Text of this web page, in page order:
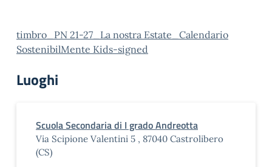
timbro_PN 21-27_La nostra Estate_Calendario
SostenibilMente Kids-signed
Luoghi
Scuola Secondaria di I grado Andreotta
Via Scipione Valentini 5 , 87040 Castrolibero
(CS)